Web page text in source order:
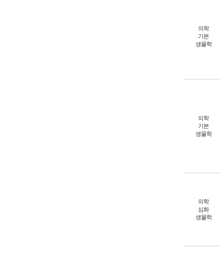
의학
기본
생물학
의학
기본
생물학
의학
심화
생물학